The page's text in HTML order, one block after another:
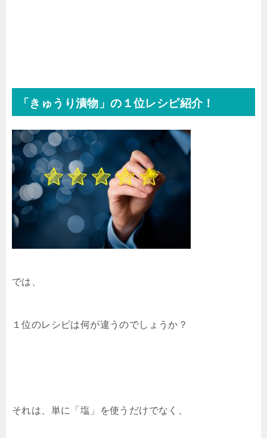
「きゅうり漬物」の１位レシピ紹介！
では、
１位のレシピは何が違うのでしょうか？
それは、単に「塩」を使うだけでなく、